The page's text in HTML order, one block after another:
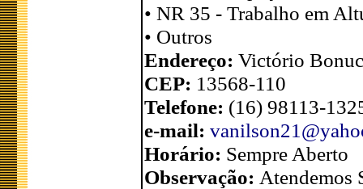
• NR 35 - Trabalho em
• Outros
Endereço: Victório
CEP: 13568-110
Telefone: (16) 98113-
e-mail:
Horário: Sempre Aberto
Observação: Atendemos